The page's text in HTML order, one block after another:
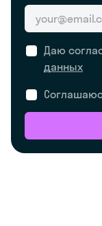
Даю
данных